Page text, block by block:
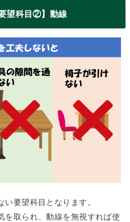
望科目②】動線
要望科目となります。
を取られ、動線を無視すれば使